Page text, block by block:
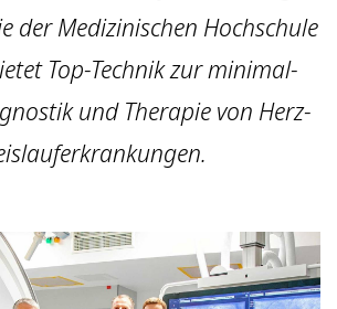
der Medizinischen Hochschule
Top-Technik zur minimal-
und Therapie von Herz-